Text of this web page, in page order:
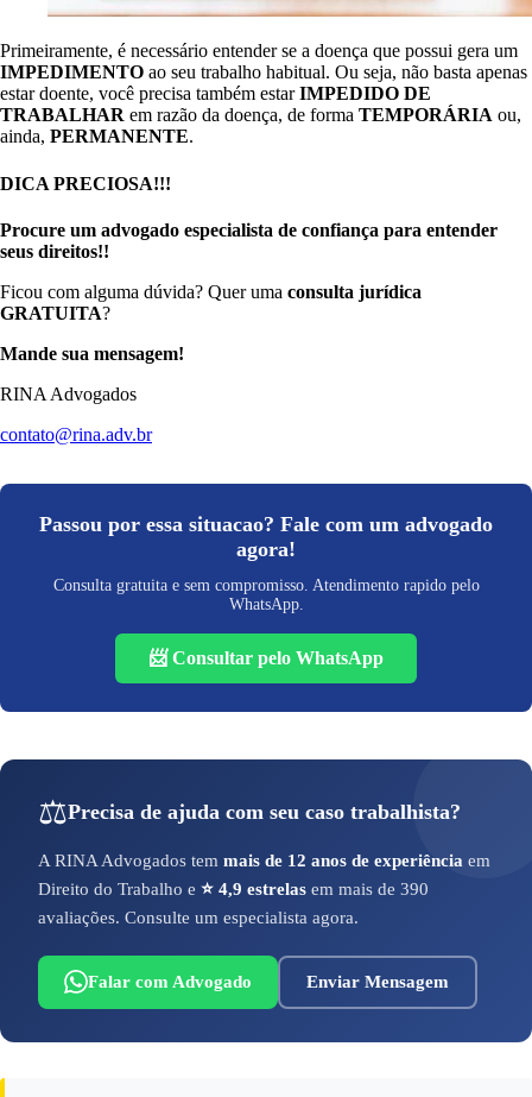
Primeiramente, é necessário entender se a doença que possui gera um
IMPEDIMENTO ao seu trabalho habitual. Ou seja, não basta apenas
estar doente, você precisa também estarIMPEDIDO DE
TRABALHAR em razão da doença, de forma TEMPORÁRIA ou,
ainda, PERMANENTE.
DICA PRECIOSA!!!
Procure um advogado especialista de confiança para entender
seus direitos!!
Ficou com alguma dúvida? Quer uma consulta jurídica
GRATUITA?
Mande sua mensagem!
RINA Advogados
contato@rina.adv.br
Passou por essa situacao? Fale com um advogado
agora!
Consulta gratuita e sem compromisso. Atendimento rapido pelo
WhatsApp.
📨 Consultar pelo WhatsApp
⚖️Precisa de ajuda com seu caso trabalhista?
A RINA Advogados tem mais de 12 anos de experiência em
Direito do Trabalho e ⭐ 4,9 estrelas em mais de 390
avaliações. Consulte um especialista agora.
Falar com Advogado Enviar Mensagem